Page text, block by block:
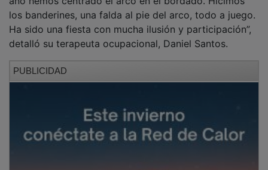
los banderines, una falda al pie del arco, todo a juego.
Ha sido una fiesta con mucha ilusión y participación”,
detalló su terapeuta ocupacional, Daniel Santos.